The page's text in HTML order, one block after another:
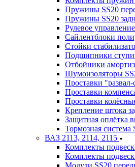
Пружины SS20
Пружины SS20
Рулевое
Сайлентблоки
Стойки
Подшипники
Отбойники
Шумоизоляторы
Проставки
Проставки
Проставки
Крепление штока
Защитная оплётка
Тормозная система
ВАЗ 2113, 2114, 2115
Комплекты
Комплекты
Модули SS20